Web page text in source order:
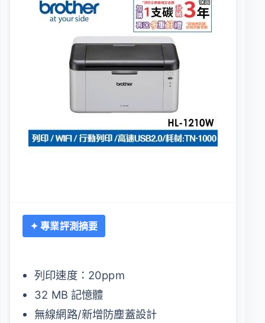
✦ 專業評測摘要
列印速度：20ppm
32 MB 記憶體
無線網路/新增防塵蓋設計